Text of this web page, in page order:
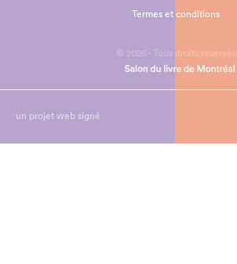
© 2026 - Tous droits réservés
Termes et conditions
un projet web signé